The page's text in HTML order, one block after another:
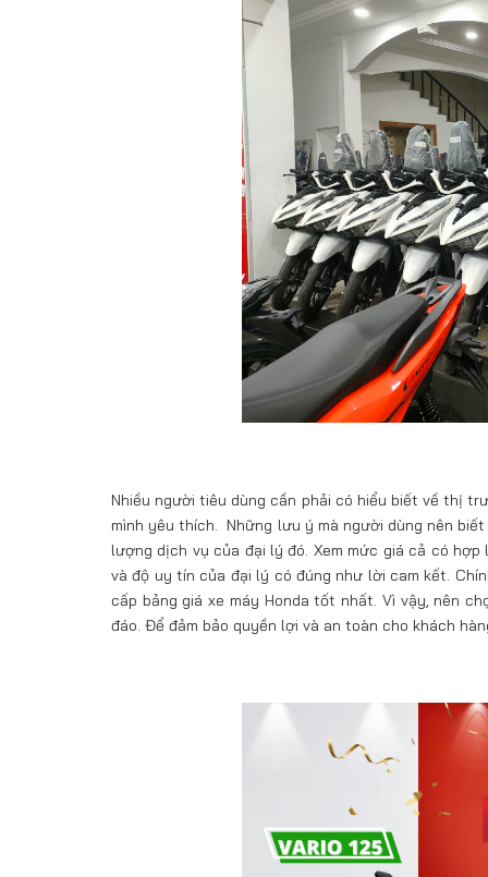
Nhiều người tiêu dùng cần phải có hiểu biết về thị
mình yêu thích. Những lưu ý mà người dùng nên
lượng dịch vụ của đại lý đó. Xem mức giá cả có
và độ uy tín của đại lý có đúng như lời cam kết.
cấp bảng giá xe máy Honda tốt nhất. Vì vậy, nên
đáo. Để đảm bảo quyền lợi và an toàn cho khách